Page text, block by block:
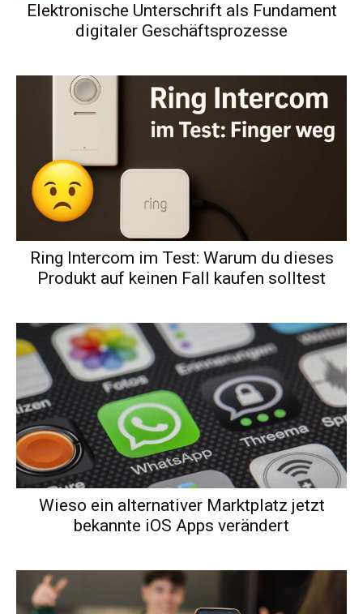
Elektronische Unterschrift als Fundament
digitaler Geschäftsprozesse
Ring Intercom im Test: Warum du dieses
Produkt auf keinen Fall kaufen solltest
Wieso ein alternativer Marktplatz jetzt
bekannte iOS Apps verändert